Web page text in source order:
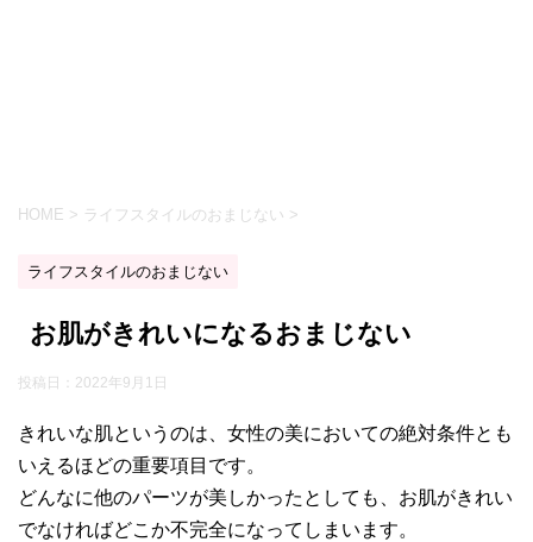
HOME > ライフスタイルのおまじない >
ライフスタイルのおまじない
お肌がきれいになるおまじない
投稿日： 2022年9月1日
きれいな肌というのは、女性の美においての絶対条件とも
いえるほどの重要項目です。
どんなに他のパーツが美しかったとしても、お肌がきれい
でなければどこか不完全になってしまいます。